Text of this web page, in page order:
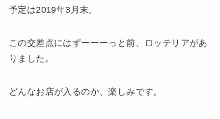
予定は2019年3月末。
この交差点にはずーーーっと前、ロッテリアがあ
りました。
どんなお店が入るのか、楽しみです。